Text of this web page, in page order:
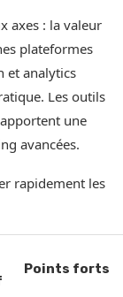
axes : la valeur
plateformes
et analytics
Les outils
une
avancées.
rapidement les
Points forts